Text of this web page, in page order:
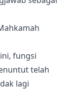
fungsi
telah
lagi